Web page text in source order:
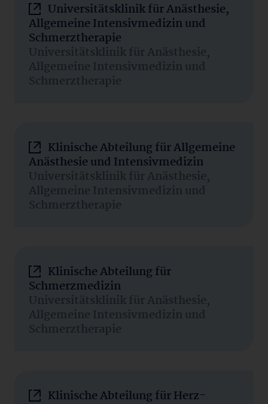
Universitätsklinik für Anästhesie,
Allgemeine Intensivmedizin und
Schmerztherapie
Universitätsklinik für Anästhesie,
Allgemeine Intensivmedizin und
Schmerztherapie
Klinische Abteilung für Allgemeine
Anästhesie und Intensivmedizin
Universitätsklinik für Anästhesie,
Allgemeine Intensivmedizin und
Schmerztherapie
Klinische Abteilung für
Schmerzmedizin
Universitätsklinik für Anästhesie,
Allgemeine Intensivmedizin und
Schmerztherapie
Klinische Abteilung für Herz-